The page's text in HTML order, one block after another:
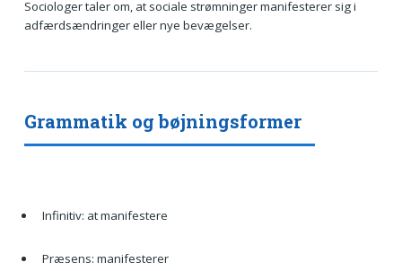
Sociologer taler om, at sociale strømninger manifesterer sig i
adfærdsændringer eller nye bevægelser.
Grammatik og bøjningsformer
Infinitiv: at manifestere
Præsens: manifesterer